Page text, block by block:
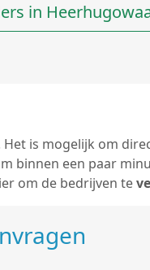
in
is mogelijk om
binnen een paar
om de bedrijven te